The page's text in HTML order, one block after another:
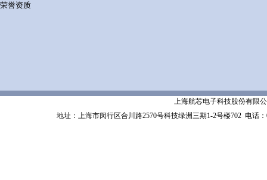
荣誉资质
上海航芯电子科技股份有限公
地址：上海市闵行区合川路2570号科技绿洲三期1-2号楼702 电话